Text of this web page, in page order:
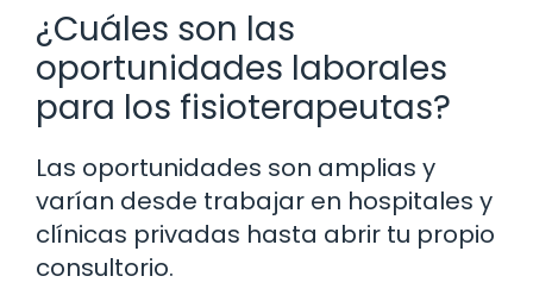
¿Cuáles son las
oportunidades laborales
para los fisioterapeutas?
Las oportunidades son amplias y
varían desde trabajar en hospitales y
clínicas privadas hasta abrir tu propio
consultorio.